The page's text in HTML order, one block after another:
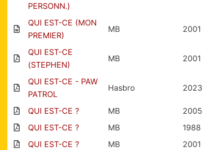
PERSONN.)
QUI EST-CE (MON
PREMIER)
MB 2001
QUI EST-CE
(STEPHEN)
MB 2001
QUI EST-CE - PAW
PATROL
Hasbro 2023
QUI EST-CE ? MB
2005
QUI EST-CE ?
MB
1988
QUI EST-CE ?
MB
2001